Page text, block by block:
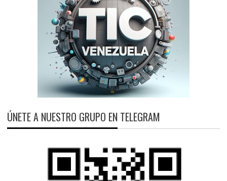
ÚNETE A NUESTRO GRUPO EN TELEGRAM